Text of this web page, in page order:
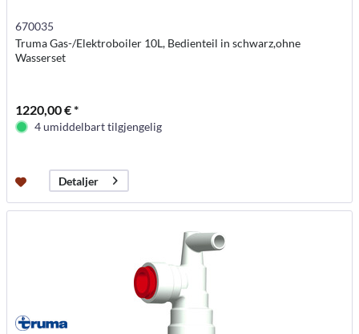
670035
Truma Gas-/Elektroboiler 10L, Bedienteil in schwarz,ohne
Wasserset
1220,00 € *
4 umiddelbart tilgjengelig
Detaljer